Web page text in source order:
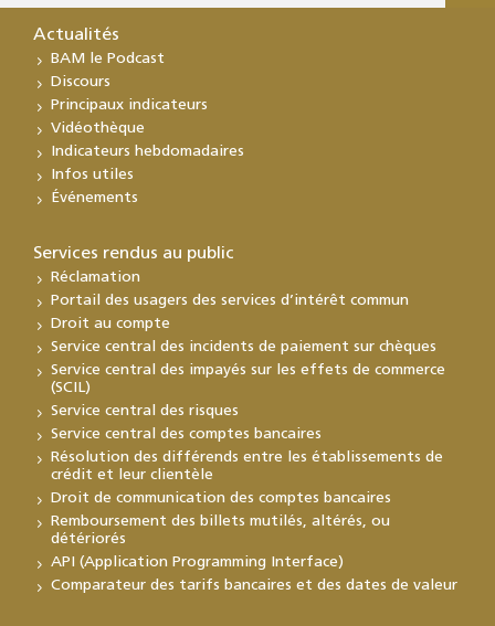
Actualités
BAM le Podcast
Discours
Principaux indicateurs
Vidéothèque
Indicateurs hebdomadaires
Infos utiles
Événements
Services rendus au public
Réclamation
Portail des usagers des services d’intérêt commun
Droit au compte
Service central des incidents de paiement sur chèques
Service central des impayés sur les effets de commerce
(SCIL)
Service central des risques
Service central des comptes bancaires
Résolution des différends entre les établissements de
crédit et leur clientèle
Droit de communication des comptes bancaires
Remboursement des billets mutilés, altérés, ou
détériorés
API (Application Programming Interface)
Comparateur des tarifs bancaires et des dates de valeur